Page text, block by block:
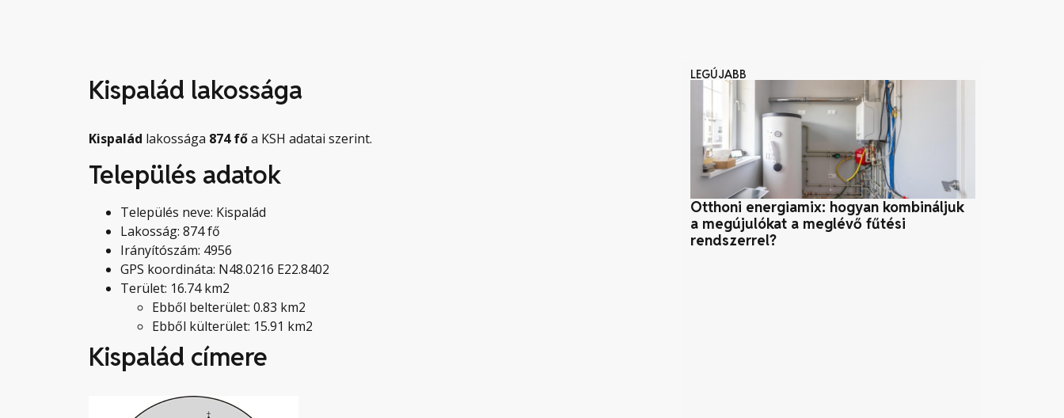
Kispalád lakossága
Kispalád lakossága 874 főa KSH adatai szerint.
Település adatok
Település neve: Kispalád
Lakosság: 874 fő
Irányítószám: 4956
GPS koordináta: N48.0216 E22.8402
Terület: 16.74 km2
Ebből belterület: 0.83 km2
Ebből külterület: 15.91 km2
Kispalád címere
LEGÚJABB
Otthoni energiamix: hogyan kombináljuk
a megújulókat a meglévő fűtési
rendszerrel?